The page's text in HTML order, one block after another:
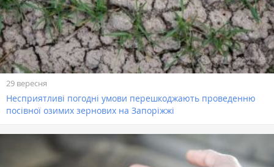
29 вересня
Несприятливі погодні умови перешкоджають проведенню
посівної озимих зернових на Запоріжжі